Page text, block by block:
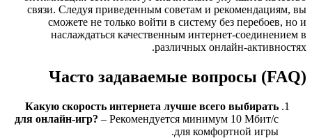
связи. Следуя приведенным советам и рекомендациям, вы
сможете не только войти в систему без перебоев, но и
наслаждаться качественным интернет-соединением в
различных онлайн-активностях.
Часто задаваемые вопросы (FAQ)
Какую скорость интернета лучше всего выбирать
для онлайн-игр? – Рекомендуется минимум 10 Мбит/с
для комфортной игры.